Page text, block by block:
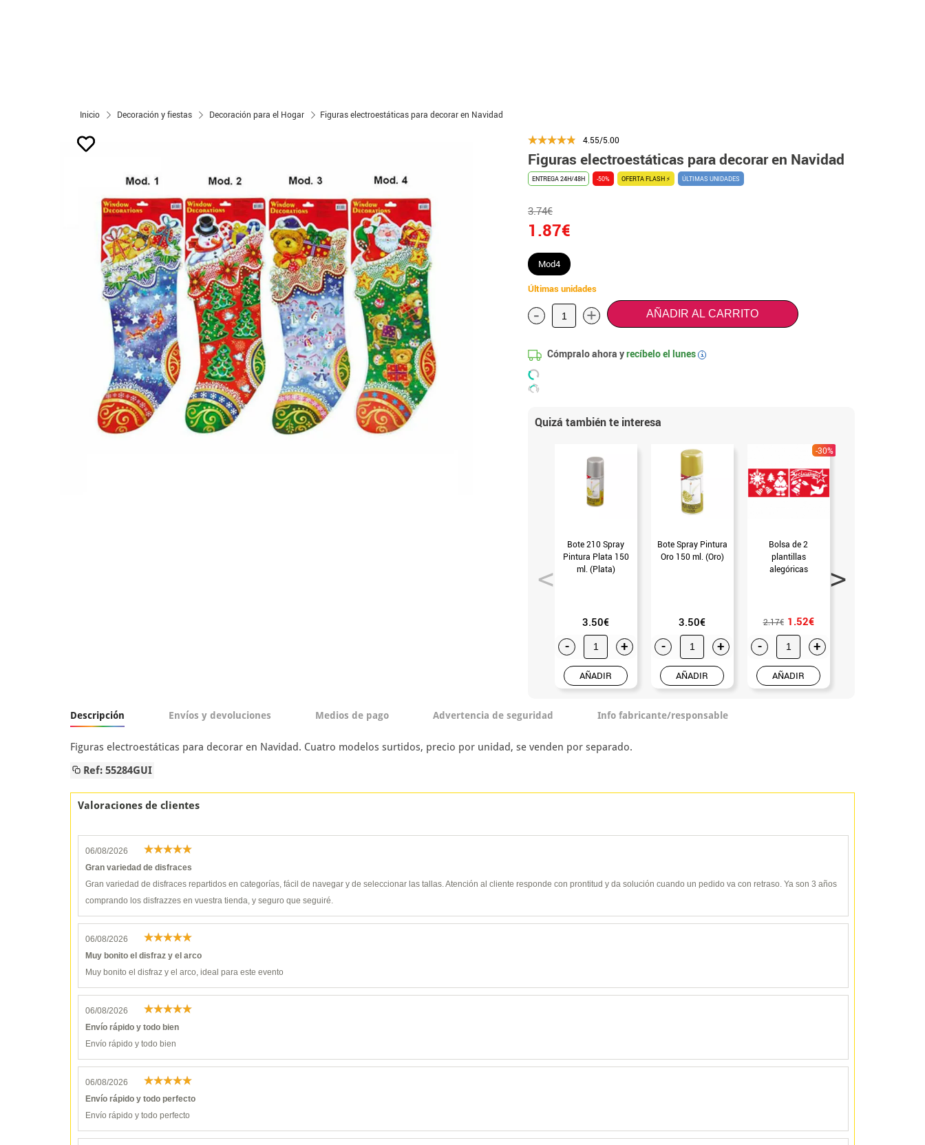
Inicio Decoración y fiestas Decoración para el Hogar Figuras electroestáticas para decorar en Navidad
4.55/5.00
Figuras electroestáticas para decorar en Navidad
ENTREGA 24H/48H -50% OFERTA FLASH ⚡ ÚLTIMAS UNIDADES
3.74€
1.87€
Mod4
Últimas unidades
- + AÑADIR AL CARRITO
Cómpralo ahora yrecíbelo el lunes i
Quizá también te interesa
Bote 210 Spray
Pintura Plata 150
ml. (Plata)
3.50€
- +
AÑADIR
Bote Spray Pintura
Oro 150 ml. (Oro)
3.50€
- +
AÑADIR
-30%
Bolsa de 2
plantillas
alegóricas
2.17€ 1.52€
- +
AÑADIR
Descripción Envíos y devoluciones Medios de pago Advertencia de seguridad Info fabricante/responsable
Figuras electroestáticas para decorar en Navidad. Cuatro modelos surtidos, precio por unidad, se venden por separado.
Ref: 55284GUI
Valoraciones de clientes
06/08/2026
Gran variedad de disfraces
Gran variedad de disfraces repartidos en categorías, fácil de navegar y de seleccionar las tallas. Atención al cliente responde con prontitud y da solución cuando un pedido va con retraso. Ya son 3 años
comprando los disfrazzes en vuestra tienda, y seguro que seguiré.
06/08/2026
Muy bonito el disfraz y el arco
Muy bonito el disfraz y el arco, ideal para este evento
06/08/2026
Envío rápido y todo bien
Envío rápido y todo bien
06/08/2026
Envío rápido y todo perfecto
Envío rápido y todo perfecto